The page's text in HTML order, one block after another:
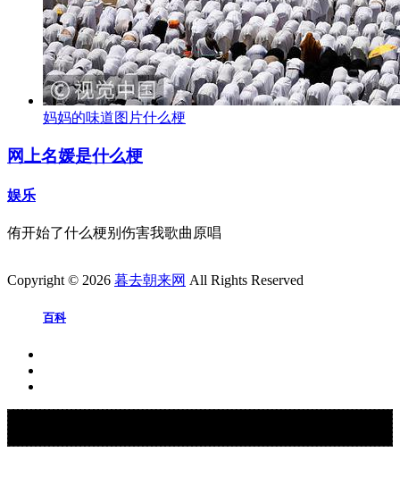
妈妈的味道图片什么梗
网上名媛是什么梗
娱乐
侑开始了什么梗别伤害我歌曲原唱
Copyright © 2026 暮去朝来网 All Rights Reserved
百科